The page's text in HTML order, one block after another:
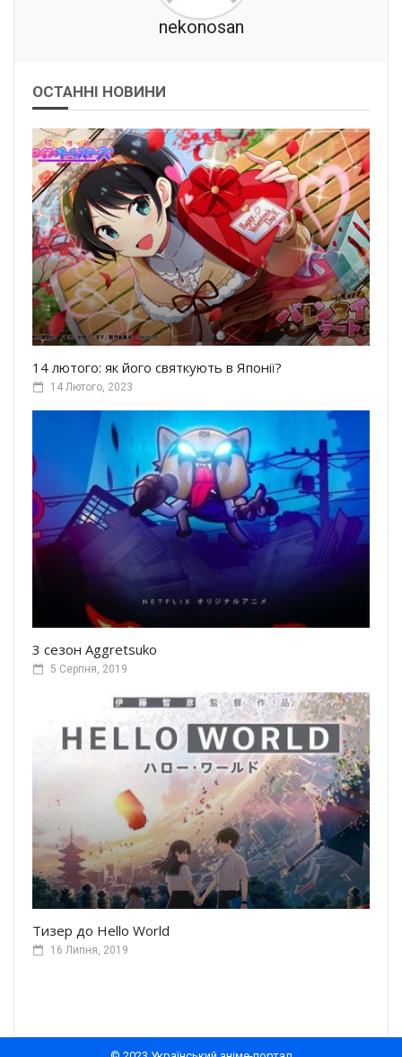
nekonosan
ОСТАННІ НОВИНИ
14 лютого: як його святкують в Японії?
14 Лютого, 2023
3 сезон Aggretsuko
5 Серпня, 2019
Тизер до Hello World
16 Липня, 2019